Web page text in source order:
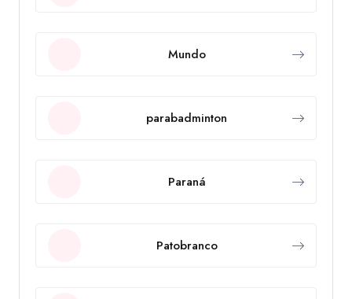
Mundo
parabadminton
Paraná
Patobranco